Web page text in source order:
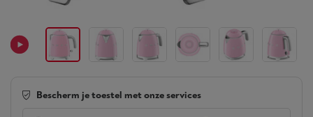
Bescherm je toestel met onze services